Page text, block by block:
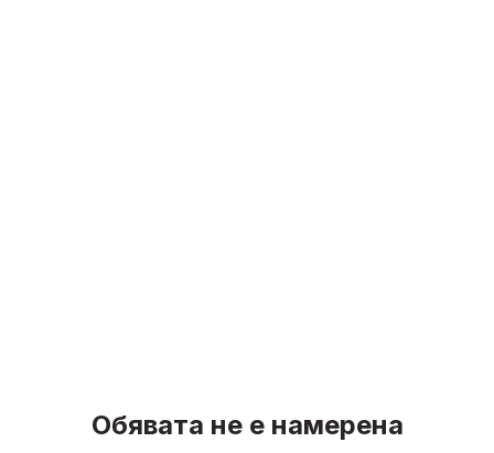
Обявата не е намерена